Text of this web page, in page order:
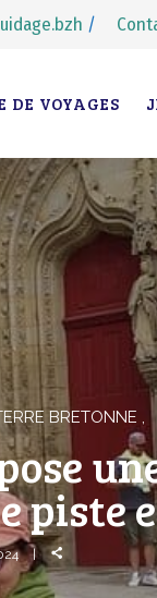
/
DE VOYAGES
BRETONNE
piste